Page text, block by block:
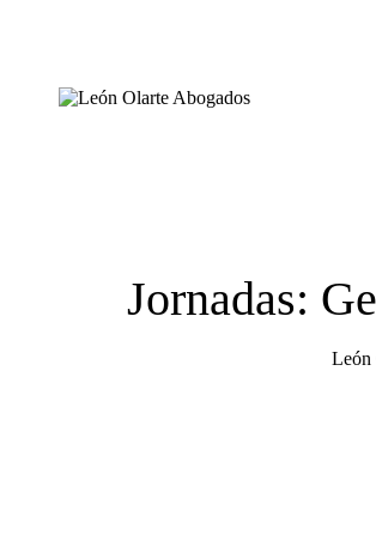
Jornadas:
León